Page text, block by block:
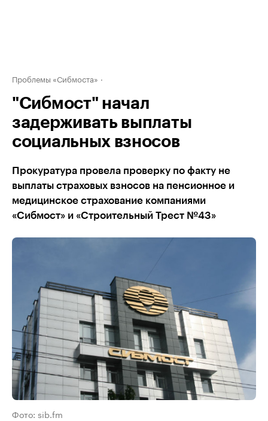
Проблемы «Сибмоста»
"Сибмост" начал
задерживать выплаты
социальных взносов
Прокуратура провела проверку по факту не
выплаты страховых взносов на пенсионное и
медицинское страхование компаниями
«Сибмост» и «Строительный Трест №43»
Фото: sib.fm